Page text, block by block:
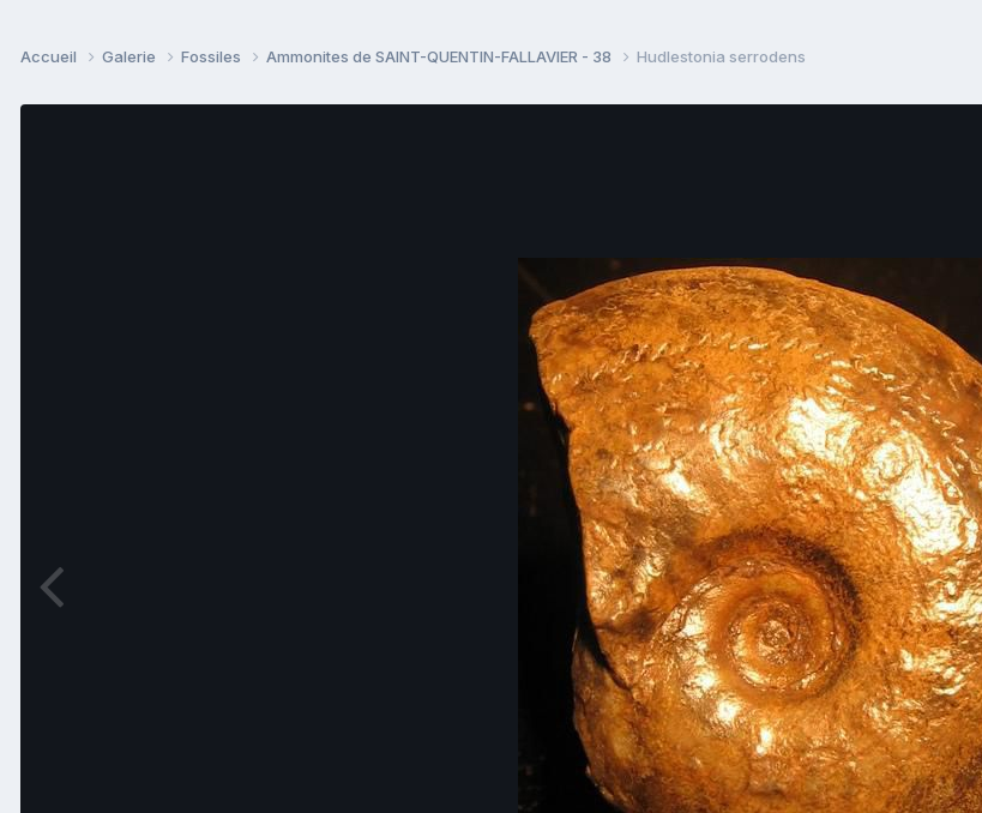
Accueil Galerie Fossiles Ammonites de SAINT-QUENTIN-FALLAVIER - 38 Hudlestonia serrodens